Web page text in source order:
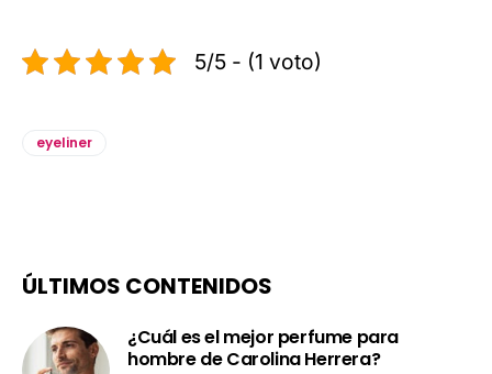
5/5 - (1 voto)
eyeliner
ÚLTIMOS CONTENIDOS
¿Cuál es el mejor perfume para
hombre de Carolina Herrera?